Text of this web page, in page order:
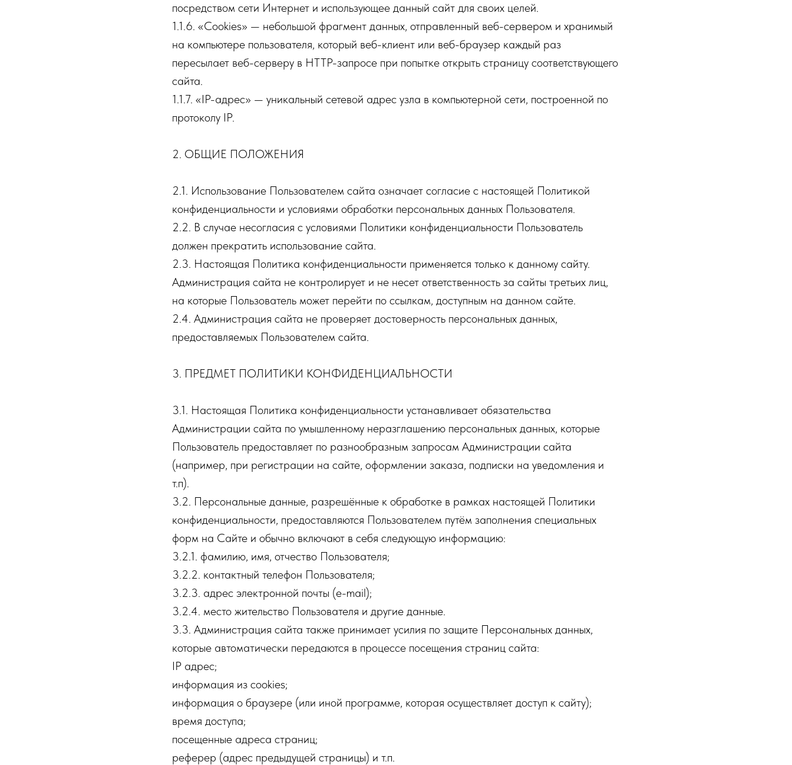
посредством сети Интернет и использующее данный сайт для своих целей.
1.1.6. «Cookies» — небольшой фрагмент данных, отправленный веб-сервером и хранимый
на компьютере пользователя, который веб-клиент или веб-браузер каждый раз
пересылает веб-серверу в HTTP-запросе при попытке открыть страницу соответствующего
сайта.
1.1.7. «IP-адрес» — уникальный сетевой адрес узла в компьютерной сети, построенной по
протоколу IP.
2. ОБЩИЕ ПОЛОЖЕНИЯ
2.1. Использование Пользователем сайта означает согласие с настоящей Политикой
конфиденциальности и условиями обработки персональных данных Пользователя.
2.2. В случае несогласия с условиями Политики конфиденциальности Пользователь
должен прекратить использование сайта.
2.3. Настоящая Политика конфиденциальности применяется только к данному сайту.
Администрация сайта не контролирует и не несет ответственность за сайты третьих лиц,
на которые Пользователь может перейти по ссылкам, доступным на данном сайте.
2.4. Администрация сайта не проверяет достоверность персональных данных,
предоставляемых Пользователем сайта.
3. ПРЕДМЕТ ПОЛИТИКИ КОНФИДЕНЦИАЛЬНОСТИ
3.1. Настоящая Политика конфиденциальности устанавливает обязательства
Администрации сайта по умышленному неразглашению персональных данных, которые
Пользователь предоставляет по разнообразным запросам Администрации сайта
(например, при регистрации на сайте, оформлении заказа, подписки на уведомления и
т.п).
3.2. Персональные данные, разрешённые к обработке в рамках настоящей Политики
конфиденциальности, предоставляются Пользователем путём заполнения специальных
форм на Сайте и обычно включают в себя следующую информацию:
3.2.1. фамилию, имя, отчество Пользователя;
3.2.2. контактный телефон Пользователя;
3.2.3. адрес электронной почты (e-mail);
3.2.4. место жительство Пользователя и другие данные.
3.3. Администрация сайта также принимает усилия по защите Персональных данных,
которые автоматически передаются в процессе посещения страниц сайта:
IP адрес;
информация из cookies;
информация о браузере (или иной программе, которая осуществляет доступ к сайту);
время доступа;
посещенные адреса страниц;
реферер (адрес предыдущей страницы) и т.п.